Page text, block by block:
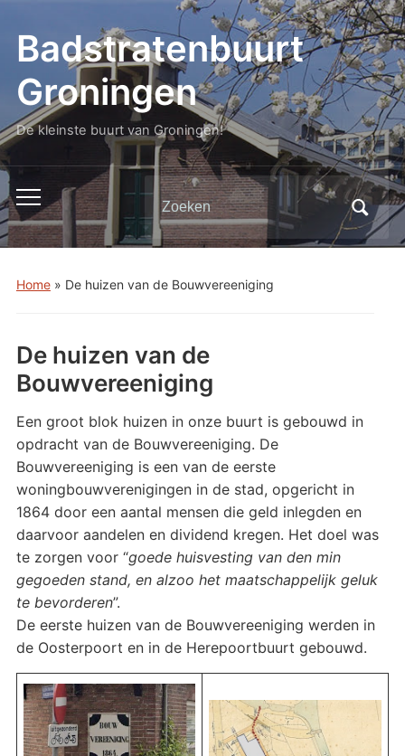
Badstratenbuurt
Groningen
De kleinste buurt van Groningen!
Toggle
mobiel
menu
Zoeken
naar:
Home» De huizen van de Bouwvereeniging
De huizen van de
Bouwvereeniging
Een groot blok huizen in onze buurt is gebouwd in
opdracht van de Bouwvereeniging. De
Bouwvereeniging is een van de eerste
woningbouwverenigingen in de stad, opgericht in
1864 door een aantal mensen die geld inlegden en
daarvoor aandelen en dividend kregen. Het doel was
te zorgen voor “goede huisvesting van den min
gegoeden stand, en alzoo het maatschappelijk geluk
te bevorderen”.
De eerste huizen van de Bouwvereeniging werden in
de Oosterpoort en in de Herepoortbuurt gebouwd.